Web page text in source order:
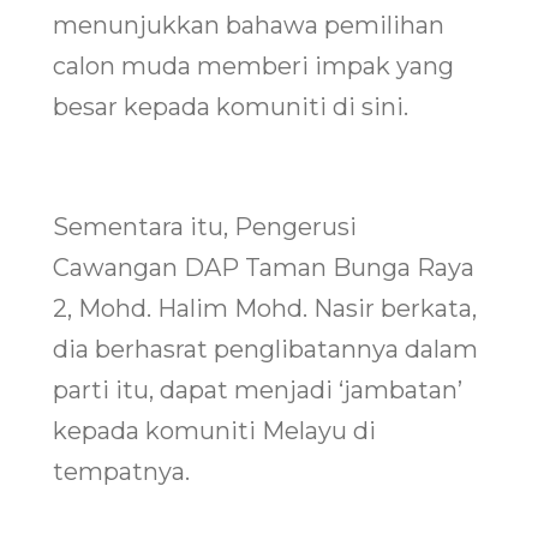
menunjukkan bahawa pemilihan
calon muda memberi impak yang
besar kepada komuniti di sini.
Sementara itu, Pengerusi
Cawangan DAP Taman Bunga Raya
2, Mohd. Halim Mohd. Nasir berkata,
dia berhasrat penglibatannya dalam
parti itu, dapat menjadi ‘jambatan’
kepada komuniti Melayu di
tempatnya.